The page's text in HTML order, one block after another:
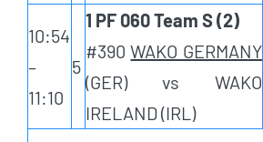
10:54
–
11:10
5
1 PF 060 Team S (2)
#390WAKO GERMANY
(GER) vs WAKO
IRELAND (IRL)